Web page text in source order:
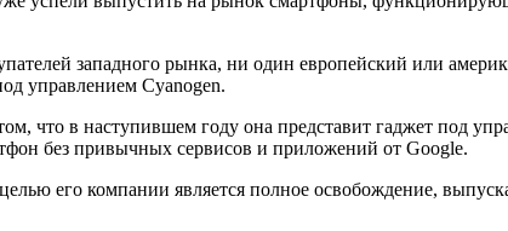
западного рынка, ни один европейский или
управлением Cyanogen.
что в наступившем году она представит гаджет под
без привычных сервисов и приложений от Google.
его компании является полное освобождение,